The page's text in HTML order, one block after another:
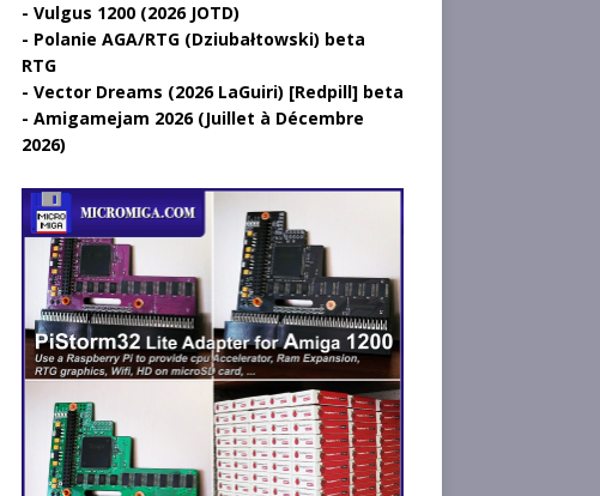
Vulgus 1200 (2026 JOTD)
Polanie AGA/RTG (Dziubałtowski) beta
RTG
Vector Dreams (2026 LaGuiri) [Redpill] beta
Amigamejam 2026 (Juillet à Décembre
2026)